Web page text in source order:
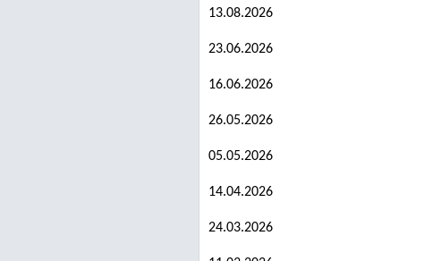
13.08.2026
23.06.2026
16.06.2026
26.05.2026
05.05.2026
14.04.2026
24.03.2026